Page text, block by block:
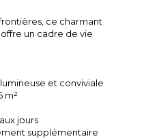
ce charmant
un cadre de vie
et conviviale
m²
jours
supplémentaire